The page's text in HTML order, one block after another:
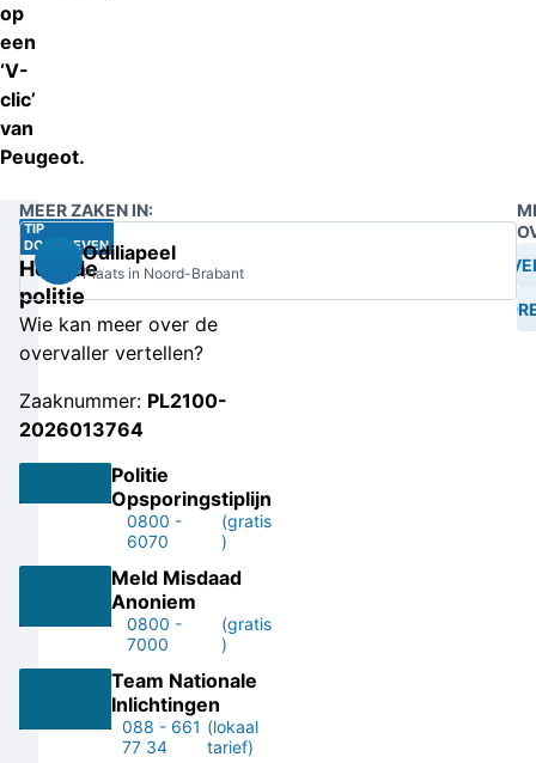
op
een
‘V-
clic’
van
Peugeot.
TIP
DOORGEVEN
Help de
politie
Wie kan meer over de
overvaller vertellen?
Zaaknummer: PL2100-
2026013764
Politie
Opsporingstiplijn
0800 -
6070
(gratis
)
Meld Misdaad
Anoniem
0800 -
7000
(gratis
)
Team Nationale
Inlichtingen
088 - 661
77 34
(lokaal
tarief)
MEER ZAKEN IN:
Odiliapeel
Plaats in Noord-Brabant